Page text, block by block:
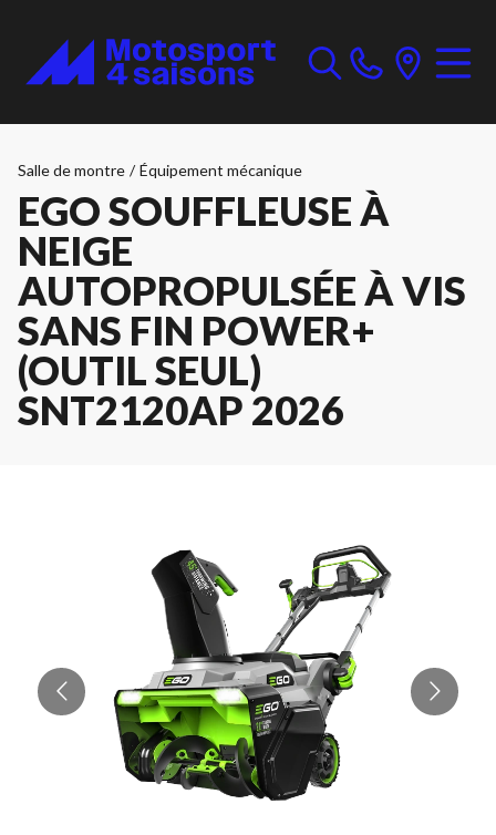
Salle de montre / Équipement mécanique
EGO SOUFFLEUSE À
NEIGE
AUTOPROPULSÉE À VIS
SANS FIN POWER+
(OUTIL SEUL)
SNT2120AP 2026